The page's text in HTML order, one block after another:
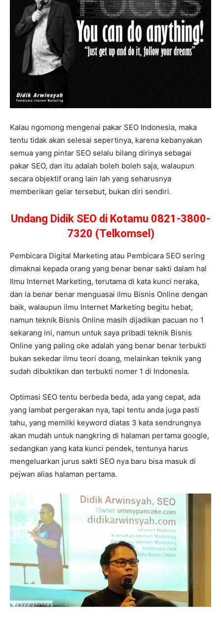
Kalau ngomong mengenai pakar SEO Indonesia, maka
tentu tidak akan selesai sepertinya, karena kebanyakan
semua yang pintar SEO selalu bilang dirinya sebagai
pakar SEO, dan itu adalah boleh boleh saja, walaupun
secara objektif orang lain lah yang seharusnya
memberikan gelar tersebut, bukan diri sendiri.
Undang Didik SEO di Kotamu 0821-3800-
7320 (Telkomsel)
Pembicara Digital Marketing atau Pembicara SEO sering
dimaknai kepada orang yang benar benar sakti dalam hal
Ilmu Internet Marketing, terutama di kata kunci neraka,
dan ia benar benar menguasai ilmu Bisnis Online dengan
baik, walaupun ilmu Internet Marketing begitu hebat,
namun teknik Bisnis Online masih dijadikan pacuan no 1
sekarang ini, namun untuk saya pribadi teknik Bisnis
Online yang paling oke adalah yang benar benar terbukti
bukan sekedar ilmu teori doang, melainkan teknik yang
sudah dibuktikan dan terbukti nomer 1 di Indonesia.
Optimasi SEO tentu berbeda beda, ada yang cepat, ada
yang lambat pergerakan nya, tapi tentu anda juga pasti
tahu, yang memilki keyword diatas 3 kata sendrungnya
akan mudah untuk nangkring di halaman pertama google,
sedangkan yang kata kunci pendek, tentunya harus
mengeluarkan jurus sakti SEO nya baru bisa masuk di
pejwan alias halaman pertama.